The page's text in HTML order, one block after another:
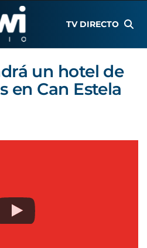
TV DIRECTO
un hotel de
en Can Estela